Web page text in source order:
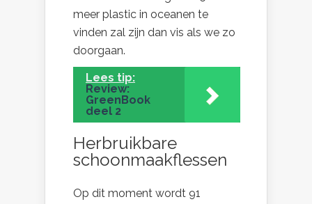
meer plastic in oceanen te
vinden zal zijn dan vis als we zo
doorgaan.
Lees tip:
Review:
GreenBook
deel 2
Herbruikbare
schoonmaakflessen
Op dit moment wordt 91